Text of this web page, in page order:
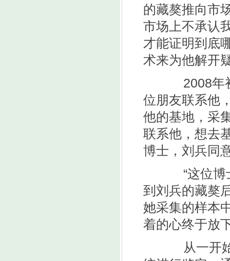
的藏獒推向市
市场上不承认
才能证明到底
术来为他解开
2008年初
位朋友联系他
他的基地，采
联系他，想去
博士，刘兵同
“这位博士
到刘兵的藏獒
她采集的样本
着的心终于放
从一开始